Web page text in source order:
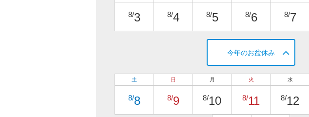
8/3 8/4 8/5 8/6 8/7
今年のお盆休み
土
8/8
日
8/9
月
8/10
火
8/11
水
8/12